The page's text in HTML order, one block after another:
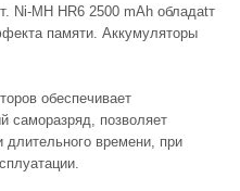
Ni-MH HR6 2500 mAh обладаtт
памяти. Аккумуляторы
обеспечивает
саморазряд, позволяет
длительного времени, при